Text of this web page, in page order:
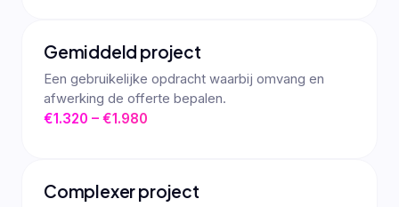
Gemiddeld project
Een gebruikelijke opdracht waarbij omvang en
afwerking de offerte bepalen.
€1.320 – €1.980
Complexer project